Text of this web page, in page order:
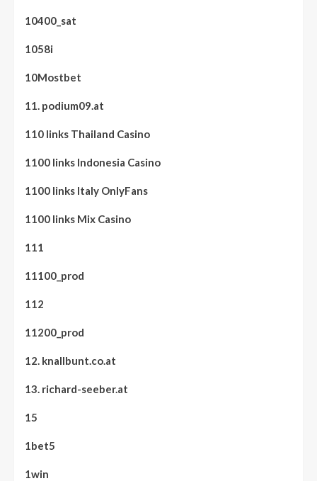
10400_sat
1058i
10Mostbet
11. podium09.at
110 links Thailand Casino
1100 links Indonesia Casino
1100 links Italy OnlyFans
1100 links Mix Casino
111
11100_prod
112
11200_prod
12. knallbunt.co.at
13. richard-seeber.at
15
1bet5
1win